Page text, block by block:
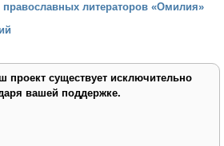
литераторов «Омилия»
проект существует исключительно
вашей поддержке.